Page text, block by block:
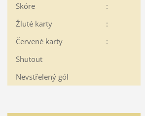
Skóre
:
Žluté karty
:
Červené karty
:
Shutout
Nevstřelený gól